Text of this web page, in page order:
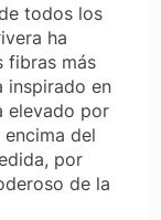
todos los
ha
fibras más
inspirado en
elevado por
del
por
de la